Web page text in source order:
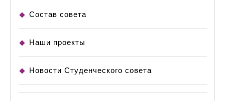
Состав совета
Наши проекты
Новости Студенческого совета